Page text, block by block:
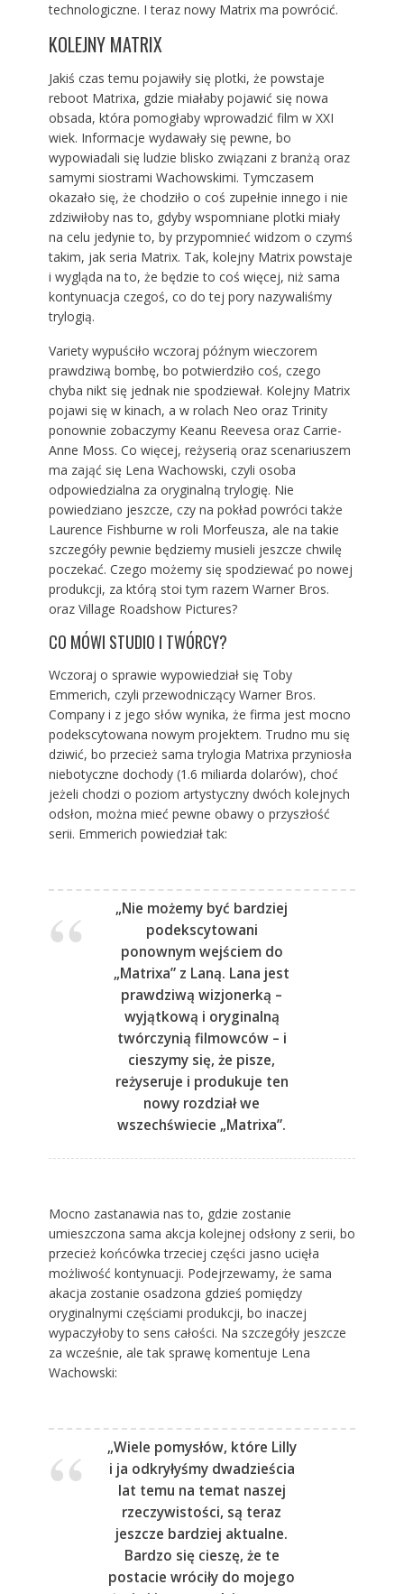
technologiczne. I teraz nowy Matrix ma powrócić.
KOLEJNY MATRIX
Jakiś czas temu pojawiły się plotki, że powstaje
reboot Matrixa, gdzie miałaby pojawić się nowa
obsada, która pomogłaby wprowadzić film w XXI
wiek. Informacje wydawały się pewne, bo
wypowiadali się ludzie blisko związani z branżą oraz
samymi siostrami Wachowskimi. Tymczasem
okazało się, że chodziło o coś zupełnie innego i nie
zdziwiłoby nas to, gdyby wspomniane plotki miały
na celu jedynie to, by przypomnieć widzom o czymś
takim, jak seria Matrix. Tak, kolejny Matrix powstaje
i wygląda na to, że będzie to coś więcej, niż sama
kontynuacja czegoś, co do tej pory nazywaliśmy
trylogią.
Variety wypuściło wczoraj późnym wieczorem
prawdziwą bombę, bo potwierdziło coś, czego
chyba nikt się jednak nie spodziewał. Kolejny Matrix
pojawi się w kinach, a w rolach Neo oraz Trinity
ponownie zobaczymy Keanu Reevesa oraz Carrie-
Anne Moss. Co więcej, reżyserią oraz scenariuszem
ma zająć się Lena Wachowski, czyli osoba
odpowiedzialna za oryginalną trylogię. Nie
powiedziano jeszcze, czy na pokład powróci także
Laurence Fishburne w roli Morfeusza, ale na takie
szczegóły pewnie będziemy musieli jeszcze chwilę
poczekać. Czego możemy się spodziewać po nowej
produkcji, za którą stoi tym razem Warner Bros.
oraz Village Roadshow Pictures?
CO MÓWI STUDIO I TWÓRCY?
Wczoraj o sprawie wypowiedział się Toby
Emmerich, czyli przewodniczący Warner Bros.
Company i z jego słów wynika, że firma jest mocno
podekscytowana nowym projektem. Trudno mu się
dziwić, bo przecież sama trylogia Matrixa przyniosła
niebotyczne dochody (1.6 miliarda dolarów), choć
jeżeli chodzi o poziom artystyczny dwóch kolejnych
odsłon, można mieć pewne obawy o przyszłość
serii. Emmerich powiedział tak:
„Nie możemy być bardziej
podekscytowani
ponownym wejściem do
„Matrixa” z Laną. Lana jest
prawdziwą wizjonerką –
wyjątkową i oryginalną
twórczynią filmowców – i
cieszymy się, że pisze,
reżyseruje i produkuje ten
nowy rozdział we
wszechświecie „Matrixa”.
Mocno zastanawia nas to, gdzie zostanie
umieszczona sama akcja kolejnej odsłony z serii, bo
przecież końcówka trzeciej części jasno ucięła
możliwość kontynuacji. Podejrzewamy, że sama
akacja zostanie osadzona gdzieś pomiędzy
oryginalnymi częściami produkcji, bo inaczej
wypaczyłoby to sens całości. Na szczegóły jeszcze
za wcześnie, ale tak sprawę komentuje Lena
Wachowski:
„Wiele pomysłów, które Lilly
i ja odkryłyśmy dwadzieścia
lat temu na temat naszej
rzeczywistości, są teraz
jeszcze bardziej aktualne.
Bardzo się cieszę, że te
postacie wróciły do mojego